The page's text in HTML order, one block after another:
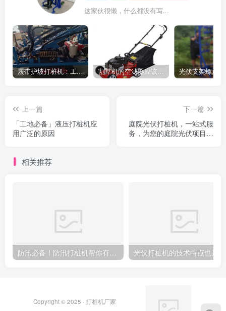
这家伙很懒，什么都没有写...
履带护坡打桩机：工地施工利器 割草机的空滤器应该怎么清洁
上一篇
「工地必备」液压打桩机应
用广泛的原因
下一篇
庭院光伏打桩机，一站式服
务，为您的庭院光伏项目插
相关推荐
防汛必备！防汛打桩机帮你有效抵御洪水袭击
Copyright © 2025 · 打桩机厂家